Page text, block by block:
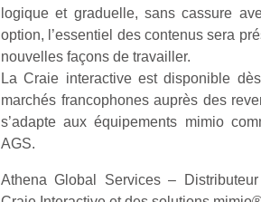
logique et graduelle, sans cassure
option, l’essentiel des contenus sera
nouvelles façons de travailler.
La Craie interactive est disponible
marchés francophones auprès des
s’adapte aux équipements mimio
AGS.
Athena Global Services –
…